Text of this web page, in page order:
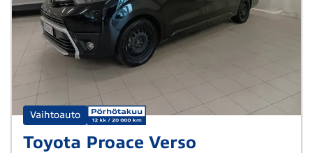
Vaihtoauto
Toyota Proace Verso